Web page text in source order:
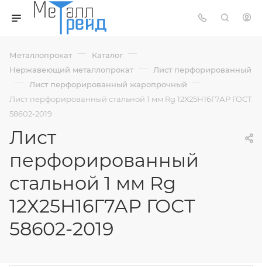
Металлопрокат — Каталог —
Нержавеющий металлопрокат — Лист перфорированный
— Лист перфорированный жаропрочный —
Лист перфорированный стальной 1 мм Rg 12Х25Н16Г7АР ГОСТ
58602-2019
Лист
перфорированный
стальной 1 мм Rg
12Х25Н16Г7АР ГОСТ
58602-2019